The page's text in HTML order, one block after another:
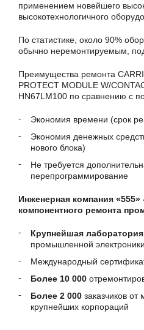
применением новейшего
высокотехнологичного
По статистике, около 90%
обычно неремонтируемым,
Преимущества ремонта
PROTECT MODULE W/
HN67LM100 по сравнению с
Экономия времени (срок
Экономия денежных
нового блока)
Не требуется
перепрограммирование
Инженерная компания
компонентного ремонта
Крупнейшая
промышленной
Международный
Более 10 000
Более 2 000 заказчиков от
крупнейших корпораций